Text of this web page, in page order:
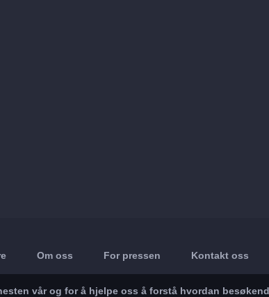
Om oss For pressen Kontakt oss
vår og for å hjelpe oss å forstå hvordan